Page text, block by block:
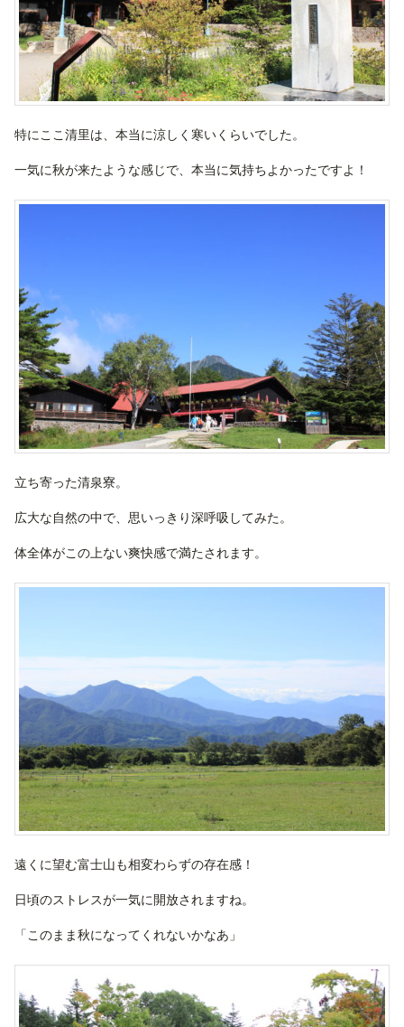
特にここ清里は、本当に涼しく寒いくらいでした。
一気に秋が来たような感じで、本当に気持ちよかったですよ！
立ち寄った清泉寮。
広大な自然の中で、思いっきり深呼吸してみた。
体全体がこの上ない爽快感で満たされます。
遠くに望む富士山も相変わらずの存在感！
日頃のストレスが一気に開放されますね。
「このまま秋になってくれないかなあ」